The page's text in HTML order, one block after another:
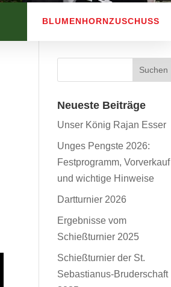
BLUMENHORNZUSCHUSS
Neueste Beiträge
Unser König Rajan Esser
Unges Pengste 2026:
Festprogramm, Vorverkauf
und wichtige Hinweise
Dartturnier 2026
Ergebnisse vom
Schießturnier 2025
Schießturnier der St.
Sebastianus-Bruderschaft